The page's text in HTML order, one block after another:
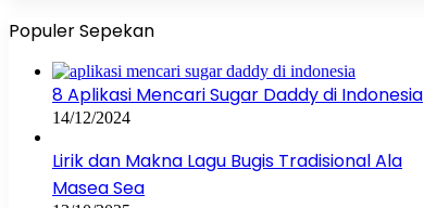
Populer Sepekan
8 Aplikasi Mencari Sugar Daddy di Indonesia
14/12/2024
Lirik dan Makna Lagu Bugis Tradisional Ala
Masea Sea